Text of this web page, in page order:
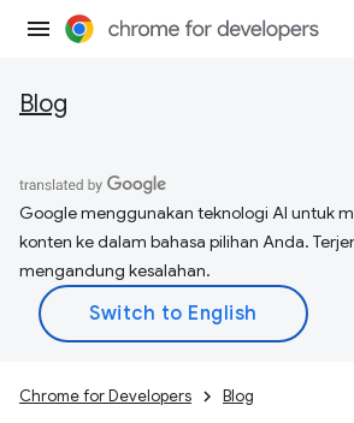
Blog
Google menggunakan teknologi AI untuk
konten ke dalam bahasa pilihan Anda.
mengandung kesalahan.
Chrome for Developers Blog